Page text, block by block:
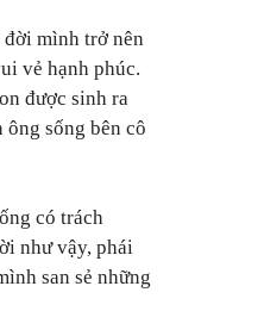
mình trở nên
vẻ hạnh phúc.
được sinh ra
sống bên cô
có trách
như vậy, phái
san sẻ những